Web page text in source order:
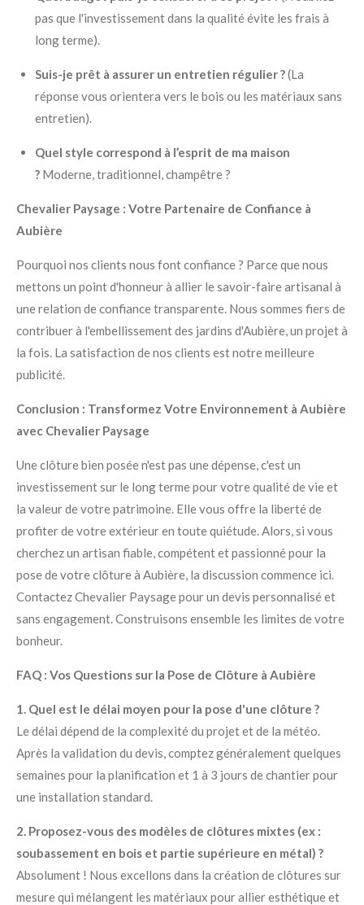
pas que l'investissement dans la qualité évite les frais à
long terme).
Suis-je prêt à assurer un entretien régulier ?(La
réponse vous orientera vers le bois ou les matériaux sans
entretien).
Quel style correspond à l’esprit de ma maison
?Moderne, traditionnel, champêtre ?
Chevalier Paysage : Votre Partenaire de Confiance à
Aubière
Pourquoi nos clients nous font confiance ? Parce que nous
mettons un point d'honneur à allier le savoir-faire artisanal à
une relation de confiance transparente. Nous sommes fiers de
contribuer à l'embellissement des jardins d'Aubière, un projet à
la fois. La satisfaction de nos clients est notre meilleure
publicité.
Conclusion : Transformez Votre Environnement à Aubière
avec Chevalier Paysage
Une clôture bien posée n'est pas une dépense, c'est un
investissement sur le long terme pour votre qualité de vie et
la valeur de votre patrimoine. Elle vous offre la liberté de
profiter de votre extérieur en toute quiétude. Alors, si vous
cherchez un artisan fiable, compétent et passionné pour la
pose de votre clôture à Aubière, la discussion commence ici.
Contactez Chevalier Paysage pour un devis personnalisé et
sans engagement. Construisons ensemble les limites de votre
bonheur.
FAQ : Vos Questions sur la Pose de Clôture à Aubière
1. Quel est le délai moyen pour la pose d'une clôture ?
Le délai dépend de la complexité du projet et de la météo.
Après la validation du devis, comptez généralement quelques
semaines pour la planification et 1 à 3 jours de chantier pour
une installation standard.
2. Proposez-vous des modèles de clôtures mixtes (ex :
soubassement en bois et partie supérieure en métal) ?
Absolument ! Nous excellons dans la création de clôtures sur
mesure qui mélangent les matériaux pour allier esthétique et